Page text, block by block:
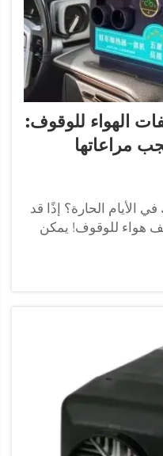
الهواء للوقوف:
مراعاتها
الأيام الحارة؟ إذًا قد
هواء للوقوف! يمكن
برودة سيارتك أثناء
المناسبة؟ في